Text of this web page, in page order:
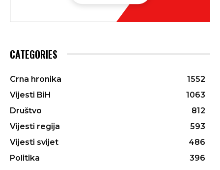
CATEGORIES
Crna hronika
1552
Vijesti BiH
1063
Društvo
812
Vijesti regija
593
Vijesti svijet
486
Politika
396